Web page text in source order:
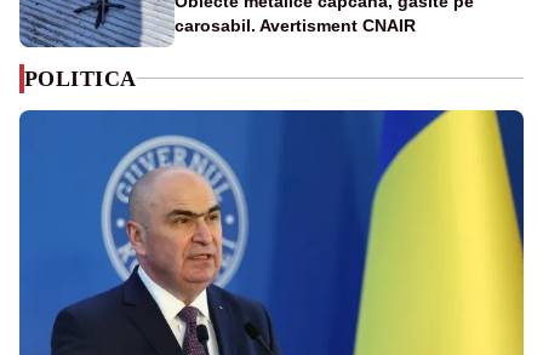
carosabil. Avertisment CNAIR
POLITICA